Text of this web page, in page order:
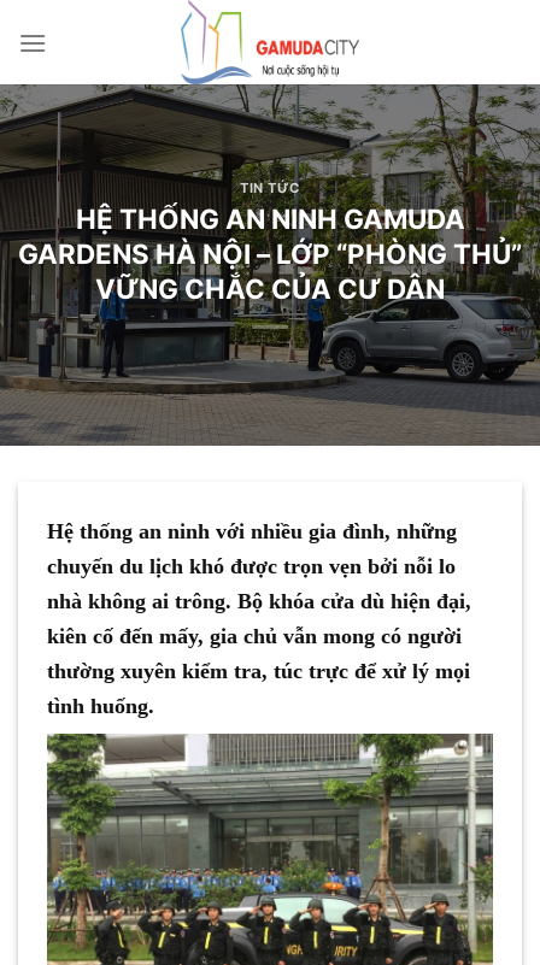
qua
dung
TIN TỨC
HỆ THỐNG AN NINH GAMUDA
GARDENS HÀ NỘI – LỚP “PHÒNG THỦ”
VỮNG CHẮC CỦA CƯ DÂN
Hệ thống an ninh với nhiều gia đình, những
chuyến du lịch khó được trọn vẹn bởi nỗi lo
nhà không ai trông. Bộ khóa cửa dù hiện đại,
kiên cố đến mấy, gia chủ vẫn mong có người
thường xuyên kiểm tra, túc trực để xử lý mọi
tình huống.